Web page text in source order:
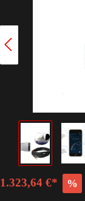
1.323,64 €* %